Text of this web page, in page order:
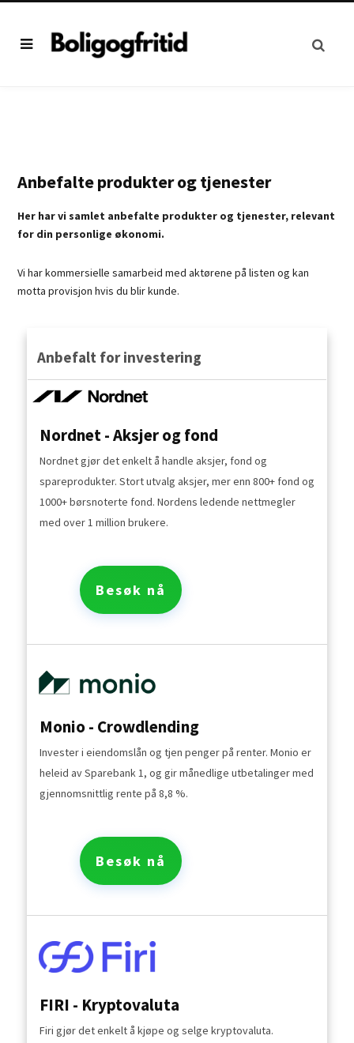
Anbefalte produkter og tjenester
Her har vi samlet anbefalte produkter og tjenester, relevant
for din personlige økonomi.
Vi har kommersielle samarbeid med aktørene på listen og kan
motta provisjon hvis du blir kunde.
Anbefalt for investering
Nordnet - Aksjer og fond
Nordnet gjør det enkelt å handle aksjer, fond og
spareprodukter. Stort utvalg aksjer, mer enn 800+ fond og
1000+ børsnoterte fond. Nordens ledende nettmegler
med over 1 million brukere.
Besøk nå
Monio - Crowdlending
Invester i eiendomslån og tjen penger på renter. Monio er
heleid av Sparebank 1, og gir månedlige utbetalinger med
gjennomsnittlig rente på 8,8 %.
Besøk nå
FIRI - Kryptovaluta
Firi gjør det enkelt å kjøpe og selge kryptovaluta.